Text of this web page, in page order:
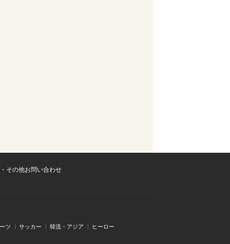
その他お問い合わせ
ツ サッカー 韓流・アジア ヒーロー